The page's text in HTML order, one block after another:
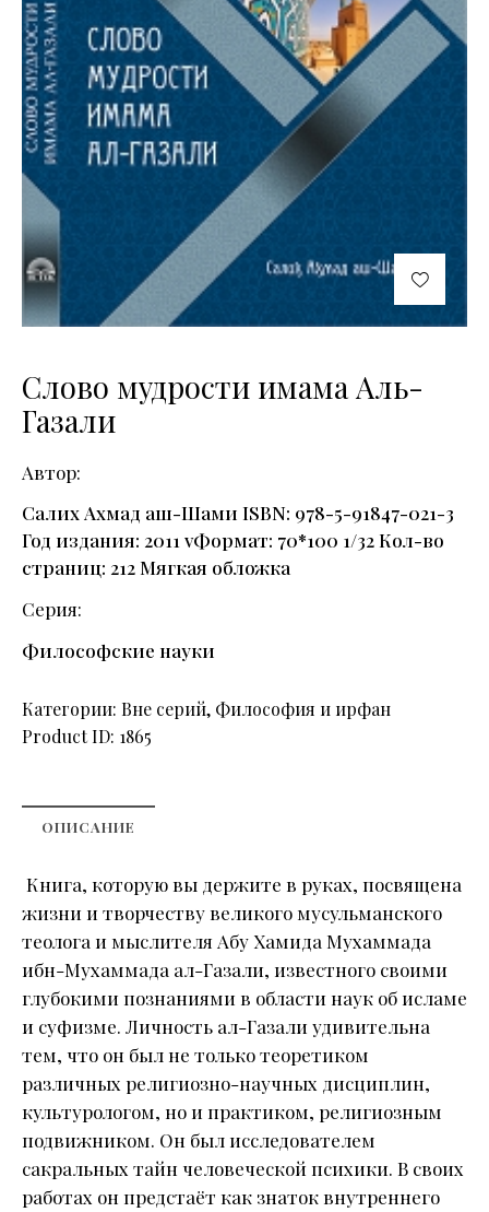
Слово мудрости имама Аль-
Газали
Автор
Салих Ахмад аш-Шами ISBN: 978-5-91847-021-3
Год издания: 2011 vФормат: 70*100 1/32 Кол-во
страниц: 212 Мягкая обложка
Серия
Философские науки
Категории: Вне серий, Философия и ирфан
Product ID: 1865
ОПИСАНИЕ
Книга, которую вы держите в руках, посвящена
жизни и творчеству великого мусульманского
теолога и мыслителя Абу Хамида Мухаммада
ибн-Мухаммада ал-Газали, известного своими
глубокими познаниями в области наук об исламе
и суфизме. Личность ал-Газали удивительна
тем, что он был не только теоретиком
различных религиозно-научных дисциплин,
культурологом, но и практиком, религиозным
подвижником. Он был исследователем
сакральных тайн человеческой психики. В своих
работах он предстаёт как знаток внутреннего